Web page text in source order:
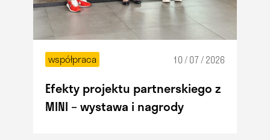
współpraca 10 / 07 / 2026
Efekty projektu partnerskiego z
MINI – wystawa i nagrody